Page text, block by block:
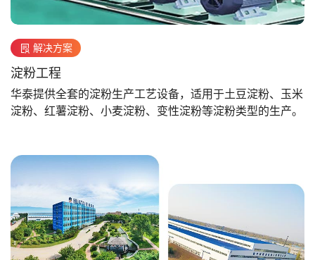
解决方案
淀粉工程
华泰提供全套的淀粉生产工艺设备，适用于土豆淀粉、玉米
淀粉、红薯淀粉、小麦淀粉、变性淀粉等淀粉类型的生产。